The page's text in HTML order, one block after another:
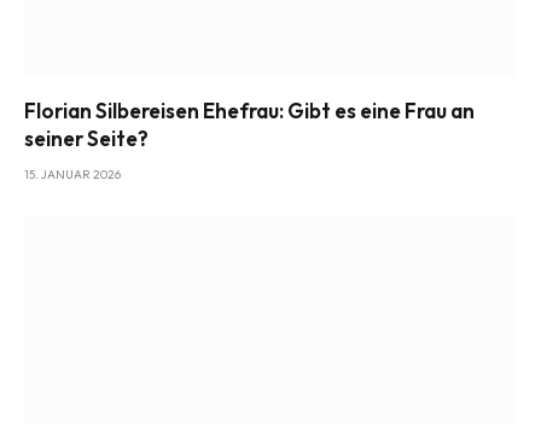
Florian Silbereisen Ehefrau: Gibt es eine Frau an
seiner Seite?
15. JANUAR 2026